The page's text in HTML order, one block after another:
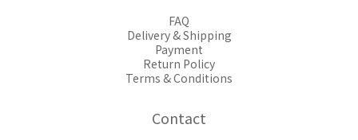
FAQ
Delivery & Shipping
Payment
Return Policy
Terms & Conditions
Contact